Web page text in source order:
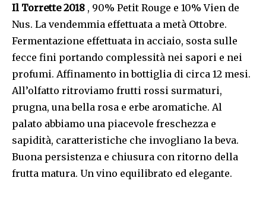
Il Torrette 2018 , 90% Petit Rouge e 10% Vien de
Nus. La vendemmia effettuata a metà Ottobre.
Fermentazione effettuata in acciaio, sosta sulle
fecce fini portando complessità nei sapori e nei
profumi. Affinamento in bottiglia di circa 12 mesi.
All’olfatto ritroviamo frutti rossi surmaturi,
prugna, una bella rosa e erbe aromatiche. Al
palato abbiamo una piacevole freschezza e
sapidità, caratteristiche che invogliano la beva.
Buona persistenza e chiusura con ritorno della
frutta matura. Un vino equilibrato ed elegante.